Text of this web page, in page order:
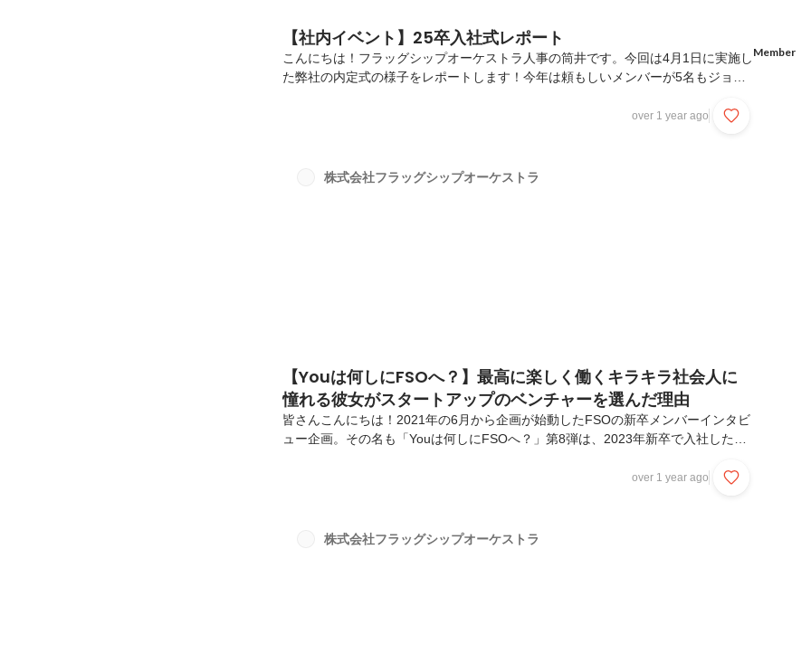
【社内イベント】25卒入社式レポート
こんにちは！フラッグシップオーケストラ人事の筒井です。今回は4月1日に実施し
た弊社の内定式の様子をレポートします！今年は頼もしいメンバーが5名もジョイ
メンバーからの抱負6.ウェルカム動画最後にFSOでは一緒に働く仲間を募集してお
に働く上での心構えを伝えてくれました！また、会社全体で支え合うことの大切さ
over 1 year ago
株式会社フラッグシップオーケストラ
【Youは何しにFSOへ？】最高に楽しく働くキラキラ社会人に
憧れる彼女がスタートアップのベンチャーを選んだ理由
皆さんこんにちは！2021年の6月から企画が始動したFSOの新卒メンバーインタビ
ュー企画。その名も「Youは何しにFSOへ？」第8弾は、2023年新卒で入社した今
を紹介します。＜プロフィール＞・氏 名：今田 愛・出身地：兵庫県・大 学：
奇心旺盛で何事も積極的に行動できる人間だと思います！中学や高校などの委員
over 1 year ago
株式会社フラッグシップオーケストラ
Member